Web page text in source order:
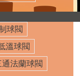
球閥
溫球閥
通法蘭球閥